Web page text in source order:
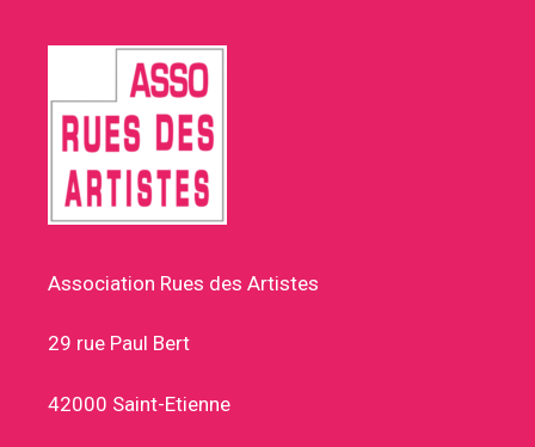
Association Rues des Artistes
29 rue Paul Bert
42000 Saint-Etienne